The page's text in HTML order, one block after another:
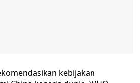
kebijakan